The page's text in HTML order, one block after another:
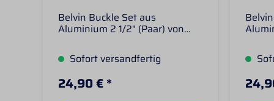
Belvin Buckle Set aus
Aluminium 2 1/2" (Paar) von
Sets sind Verschleißteile
welche bei den Fendern vom
werden können. Passend für
Sofort versandfertig
24,90 € *
Sets